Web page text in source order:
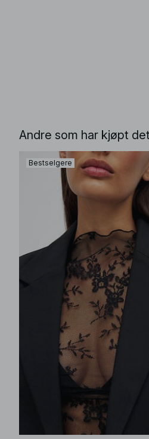
Andre som har kjøpt
Bestselgere